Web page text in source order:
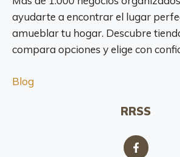
ayudarte a encontrar el lugar
amueblar tu hogar. Descubre
compara opciones y elige con
Blog
RRSS